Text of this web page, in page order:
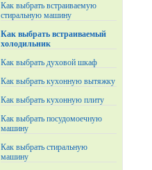
Как выбрать встраиваемую
стиральную машину
Как выбрать встраиваемый
холодильник
Как выбрать духовой шкаф
Как выбрать кухонную вытяжку
Как выбрать кухонную плиту
Как выбрать посудомоечную
машину
Как выбрать стиральную
машину